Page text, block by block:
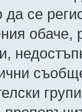
се
обаче,